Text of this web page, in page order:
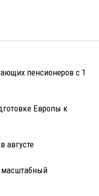
пенсионеров с 1
Европы к
августе
масштабный